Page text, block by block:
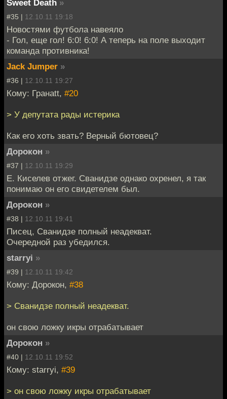
Sweet Death »
#35 | 12.10.11 19:18
Новостями футбола навеяло
- Гол, еще гол! 6:0! 6:0! А теперь на поле выходит
команда противника!
Jack Jumper »
#36 | 12.10.11 19:27
Кому: Гранаtt, #20
> У депутата рады истерика
Как его хоть звать? Верный бютовец?
Дорокон »
#37 | 12.10.11 19:29
Е. Киселев отжег. Сванидзе однако охренел, я так
понимаю он его свидетелем был.
Дорокон »
#38 | 12.10.11 19:41
Писец, Сванидзе полный неадекват.
Очередной раз убедился.
starryi »
#39 | 12.10.11 19:42
Кому: Дорокон, #38
> Сванидзе полный неадекват.
он свою ложку икры отрабатывает
Дорокон »
#40 | 12.10.11 19:52
Кому: starryi, #39
> он свою ложку икры отрабатывает